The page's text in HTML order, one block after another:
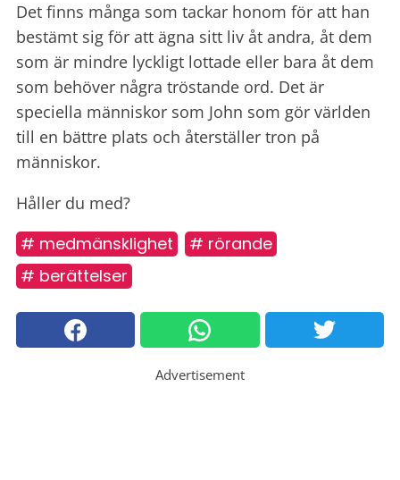
Det finns många som tackar honom för att han
bestämt sig för att ägna sitt liv åt andra, åt dem
som är mindre lyckligt lottade eller bara åt dem
som behöver några tröstande ord. Det är
speciella människor som John som gör världen
till en bättre plats och återställer tron ​​på
människor.
Håller du med?
# medmänsklighet
# rörande
# berättelser
Advertisement